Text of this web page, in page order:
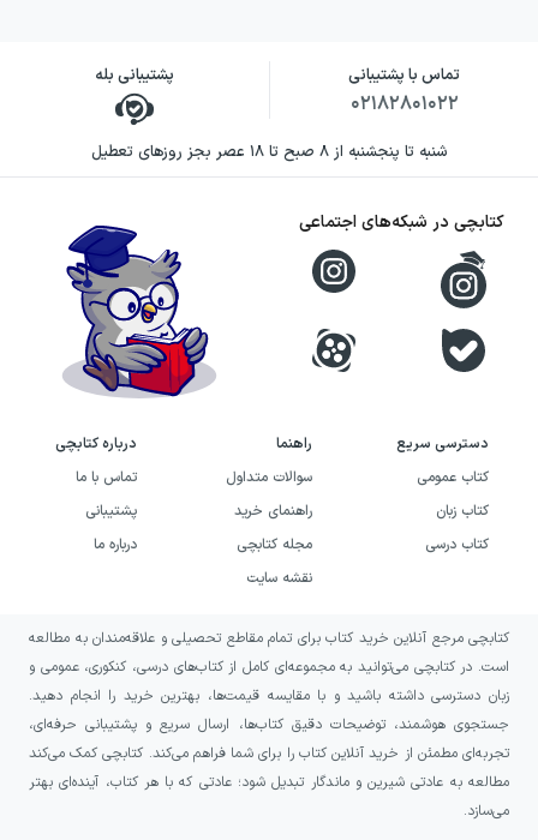
تماس با پشتیبانی
۰۲۱۸۲۸۰۱۰۲۲
پشتیبانی بله
شنبه تا پنجشنبه از ۸ صبح تا ۱۸ عصر بجز روزهای تعطیل
دسترسی سریع
کتاب عمومی
کتاب زبان
کتاب درسی
راهنما
سوالات متداول
راهنمای خرید
مجله کتابچی
نقشه سایت
درباره کتابچی
تماس با ما
پشتیبانی
درباره ما
کتابچی در شبکه‌های اجتماعی
کتابچی مرجع آنلاین خرید کتاب برای تمام مقاطع تحصیلی و علاقه‌مندان به مطالعه
است. در کتابچی می‌توانید به مجموعه‌ای کامل از کتاب‌های درسی، کنکوری، عمومی و
زبان دسترسی داشته باشید و با مقایسه قیمت‌ها، بهترین خرید را انجام دهید.
جستجوی هوشمند، توضیحات دقیق کتاب‌ها، ارسال سریع و پشتیبانی حرفه‌ای،
تجربه‌ای مطمئن از خرید آنلاین کتاب را برای شما فراهم می‌کند. کتابچی کمک می‌کند
مطالعه به عادتی شیرین و ماندگار تبدیل شود؛ عادتی که با هر کتاب، آینده‌ای بهتر
می‌سازد.